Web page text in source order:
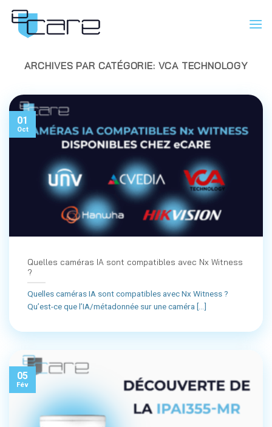
Passer
contenu
ARCHIVES PAR CATÉGORIE: VCA TECHNOLOGY
Quelles caméras IA sont compatibles avec Nx Witness
?
Quelles caméras IA sont compatibles avec Nx Witness ?
Qu’est-ce que l’IA/métadonnée sur une caméra [...]
01
Oct
05
Fév